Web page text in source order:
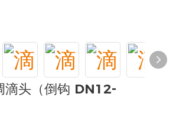
滴头（倒钩 DN12-